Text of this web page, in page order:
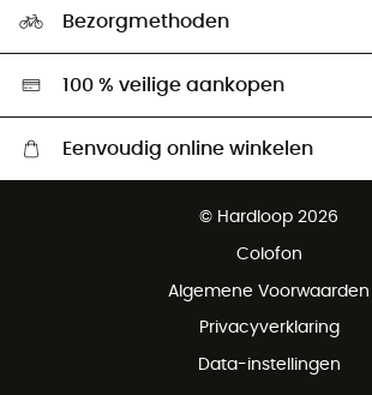
Bezorgmethoden
100 % veilige aankopen
Eenvoudig online winkelen
Gratis retourneren binnen 100 dagen
© Hardloop 2026
Colofon
Algemene Voorwaarden
Privacyverklaring
Data-instellingen